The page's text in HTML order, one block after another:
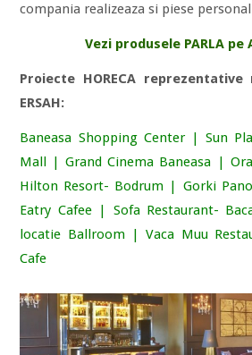
compania realizeaza si piese
Vezi produsele PARLA pe
Proiecte HORECA reprezentative
ERSAH:
Baneasa Shopping Center | Sun
Mall | Grand Cinema Baneasa |
Hilton Resort- Bodrum | Gorki
Eatry Cafee | Sofa Restaurant-
locatie Ballroom | Vaca Muu
Cafe